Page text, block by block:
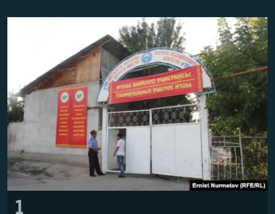
ЭЕ/АРнун бардык сайттары
1